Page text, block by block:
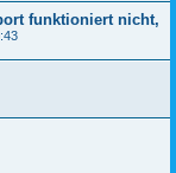
funktioniert nicht,